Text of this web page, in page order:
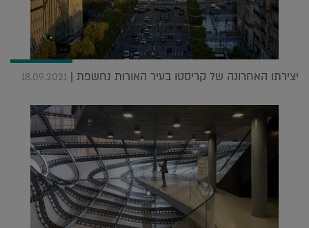
יצירתו האחרונה של קריסטו בעיר האורות נחשפת | 18.09.2021